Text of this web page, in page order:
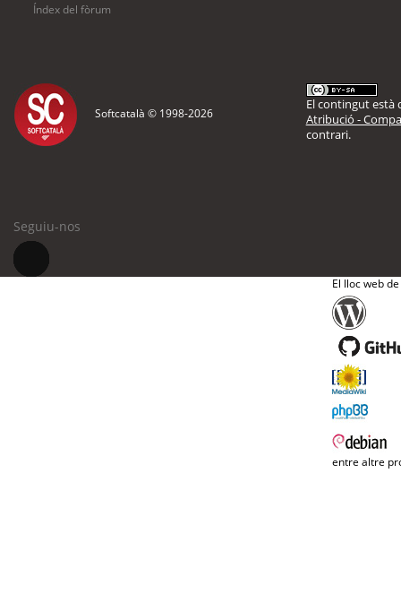
Índex del fòrum
Softcatalà © 1998-2026
El contingut està
Atribució -
contrari.
Seguiu-nos
El lloc web
entre altre